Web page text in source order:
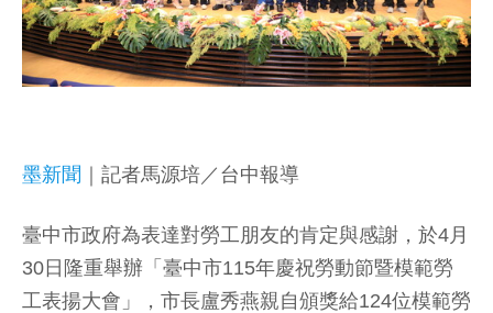
墨新聞 ｜記者馬源培／台中報導
臺中市政府為表達對勞工朋友的肯定與感謝，於4月
30日隆重舉辦「臺中市115年慶祝勞動節暨模範勞
工表揚大會」，市長盧秀燕親自頒獎給124位模範勞